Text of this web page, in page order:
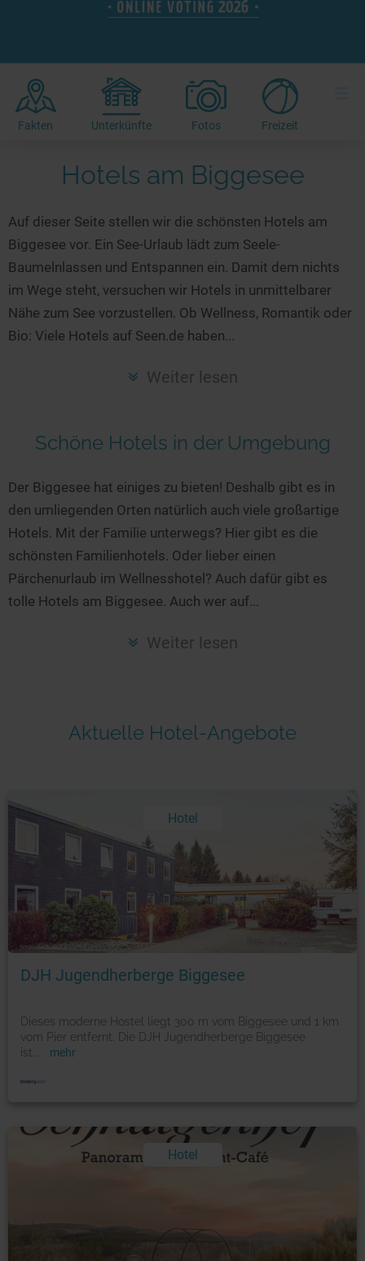
Radtouren am See
Kitesurfen
Kanu- & Kajaktouren
Badeseen in Deutschland
Wellness am See
Urlaub an der Küste
Unterkünfte
Hotels am See
Ferienwohnungen
Camping
Kanu- & Kajak-Urlaub
Wanderurlaub
Bikeurlaub
Auszeit & Wellness
Camping am See
Top-Hotels
Familienhotels
Wellness-Hotels
Biohotels
Ausgefallenes
Häuser auf dem Wasser
Hundefreundliche Unterkünfte
Seen in Deutschland
Seen in Europa
Überwachte Badestellen
Unsere See-Highlights
Deutschlands schönste Seen
Top Seen nach Bundesländern
Top Seen nach Regionen
Deutschlands Lieblingsseen
Frankreich
Niederlande
Schweden
Norwegen
alle Länder…
Fakten Unterkünfte Fotos Freizeit
Hotels am Biggesee
Auf dieser Seite stellen wir die schönsten Hotels am
Biggesee vor. Ein See-Urlaub lädt zum Seele-
Baumelnlassen und Entspannen ein. Damit dem nichts
im Wege steht, versuchen wir Hotels in unmittelbarer
Nähe zum See vorzustellen. Ob Wellness, Romantik oder
Bio: Viele Hotels auf Seen.de haben...
Weiter lesen
Schöne Hotels in der Umgebung
Der Biggesee hat einiges zu bieten! Deshalb gibt es in
den umliegenden Orten natürlich auch viele großartige
Hotels. Mit der Familie unterwegs? Hier gibt es die
schönsten Familienhotels. Oder lieber einen
Pärchenurlaub im Wellnesshotel? Auch dafür gibt es
tolle Hotels am Biggesee. Auch wer auf...
Weiter lesen
Aktuelle Hotel-Angebote
Hotel
DJH Jugendherberge Biggesee
Dieses moderne Hostel liegt 300 m vom Biggesee und 1 km
vom Pier entfernt. Die DJH Jugendherberge Biggesee
ist
mehr
Hotel